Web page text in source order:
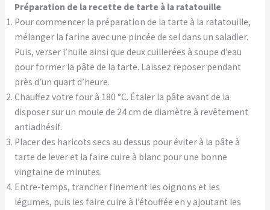
Préparation de la recette de tarte à la ratatouille
Pour commencer la préparation de la tarte à la ratatouille,
mélanger la farine avec une pincée de sel dans un saladier.
Puis, verser l’huile ainsi que deux cuillerées à soupe d’eau
pour former la pâte de la tarte. Laissez reposer pendant
près d’un quart d’heure.
Chauffez votre four à 180 °C. Étaler la pâte avant de la
disposer sur un moule de 24 cm de diamètre à revêtement
antiadhésif.
Placer des haricots secs au dessus pour éviter à la pâte à
tarte de lever et la faire cuire à blanc pour une bonne
vingtaine de minutes.
Entre-temps, trancher finement les oignons et les
légumes, puis les faire cuire à l’étouffée en y ajoutant les